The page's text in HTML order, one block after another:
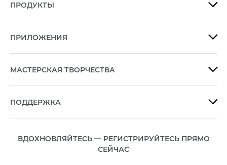
ПРОДУКТЫ 
ПРИЛОЖЕНИЯ 
МАСТЕРСКАЯ ТВОРЧЕСТВА 
ПОДДЕРЖКА 
ВДОХНОВЛЯЙТЕСЬ — РЕГИСТРИРУЙТЕСЬ ПРЯМО
СЕЙЧАС